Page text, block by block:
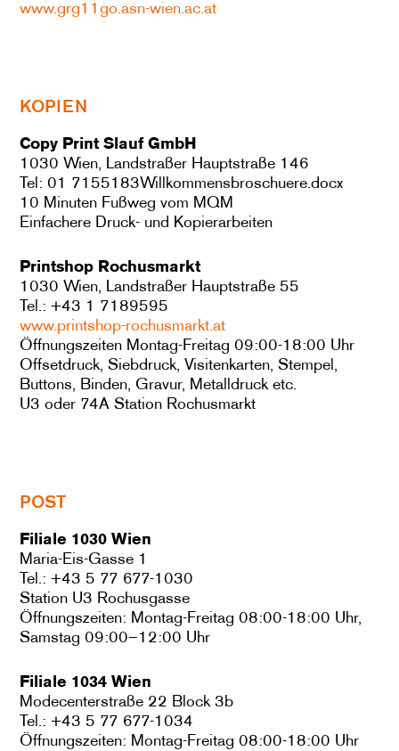
www.grg11go.asn-wien.ac.at
KOPIEN
Copy Print Slauf GmbH
1030 Wien, Landstraßer Hauptstraße 146
Tel: 01 7155183Willkommensbroschuere.docx
10 Minuten Fußweg vom MQM
Einfachere Druck- und Kopierarbeiten
Printshop Rochusmarkt
1030 Wien, Landstraßer Hauptstraße 55
Tel.: +43 1 7189595
www.printshop-rochusmarkt.at
Öffnungszeiten Montag-Freitag 09:00-18:00 Uhr
Offsetdruck, Siebdruck, Visitenkarten, Stempel,
Buttons, Binden, Gravur, Metalldruck etc.
U3 oder 74A Station Rochusmarkt
POST
Filiale 1030 Wien
Maria-Eis-Gasse 1
Tel.: +43 5 77 677-1030
Station U3 Rochusgasse
Öffnungszeiten: Montag-Freitag 08:00-18:00 Uhr,
Samstag 09:00–12:00 Uhr
Filiale 1034 Wien
Modecenterstraße 22 Block 3b
Tel.: +43 5 77 677-1034
Öffnungszeiten: Montag-Freitag 08:00-18:00 Uhr